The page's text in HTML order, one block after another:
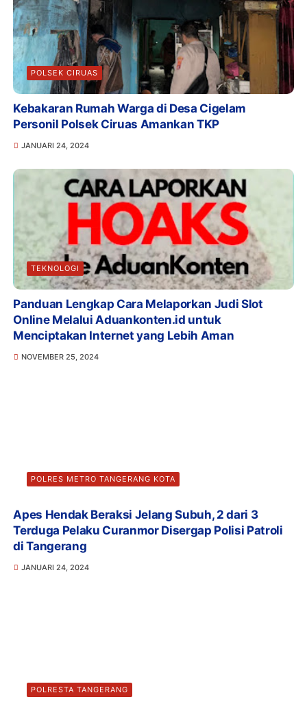
POLSEK CIRUAS
Kebakaran Rumah Warga di Desa Cigelam
Personil Polsek Ciruas Amankan TKP
JANUARI 24, 2024
TEKNOLOGI
Panduan Lengkap Cara Melaporkan Judi Slot
Online Melalui Aduankonten.id untuk
Menciptakan Internet yang Lebih Aman
NOVEMBER 25, 2024
POLRES METRO TANGERANG KOTA
Apes Hendak Beraksi Jelang Subuh, 2 dari 3
Terduga Pelaku Curanmor Disergap Polisi Patroli
di Tangerang
JANUARI 24, 2024
POLRESTA TANGERANG